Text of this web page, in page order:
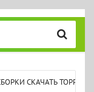
СКАЧАТЬ ТОРРЕНТ